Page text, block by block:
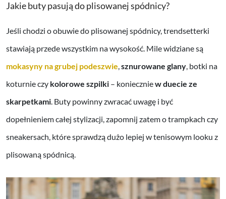
Jakie buty pasują do plisowanej spódnicy?
Jeśli chodzi o obuwie do plisowanej spódnicy, trendsetterki
stawiają przede wszystkim na wysokość. Mile widziane są
mokasyny na grubej podeszwie,sznurowane glany, botki na
koturnie czy kolorowe szpilki – konieczniew duecie ze
skarpetkami. Buty powinny zwracać uwagę i być
dopełnieniem całej stylizacji, zapomnij zatem o trampkach czy
sneakersach, które sprawdzą dużo lepiej w tenisowym looku z
plisowaną spódnicą.